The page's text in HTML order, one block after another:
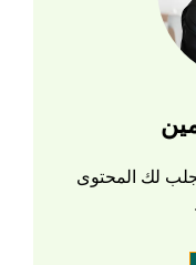
لك المحتوى